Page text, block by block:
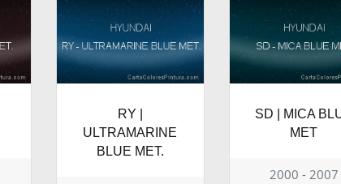
RY |
ULTRAMARINE
BLUE MET.
SD | MICA
MET
2000 - 2007